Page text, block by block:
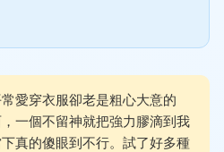
愛穿衣服卻老是粗心大意的
一個不留神就把強力膠滴到我
真的傻眼到不行。試了好多種